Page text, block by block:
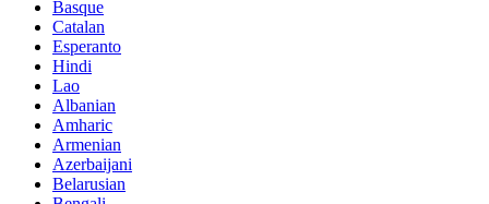
Basque
Catalan
Esperanto
Hindi
Lao
Albanian
Amharic
Armenian
Azerbaijani
Belarusian